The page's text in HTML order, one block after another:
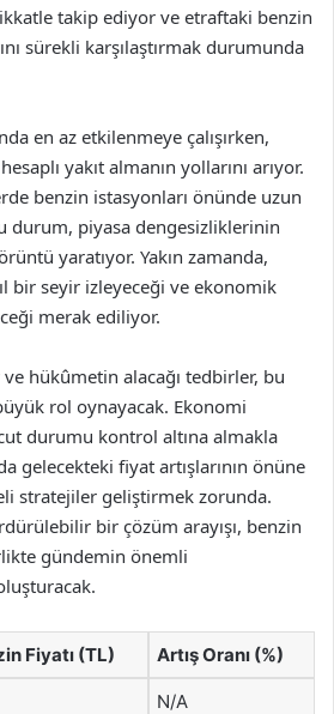
takip ediyor ve etraftaki benzin
sürekli karşılaştırmak durumunda
en az etkilenmeye çalışırken,
yakıt almanın yollarını arıyor.
benzin istasyonları önünde uzun
durum, piyasa dengesizliklerinin
yaratıyor. Yakın zamanda,
bir seyir izleyeceği ve ekonomik
merak ediliyor.
hükûmetin alacağı tedbirler, bu
rol oynayacak. Ekonomi
durumu kontrol altına almakla
gelecekteki fiyat artışlarının önüne
stratejiler geliştirmek zorunda.
bir çözüm arayışı, benzin
gündemin önemli
Fiyatı (TL) Artış Oranı (%)
N/A